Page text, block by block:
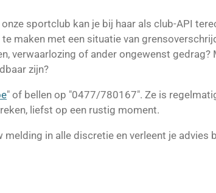
sportclub kan je bij haar als club-API
maken met een situatie van
verwaarlozing of ander ongewenst gedrag?
zijn?
" of bellen op "0477/780167". Ze is
liefst op een rustig moment.
in alle discretie en verleent je advies